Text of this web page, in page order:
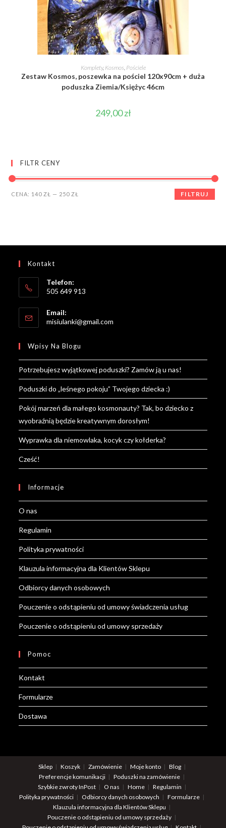
DOWIEDZ SIĘ WIĘCEJ
Komplety, Kosmos Pościele
Zestaw Kosmos, poszewka na pościel 120x90cm + duża
poduszka Ziemia/Księżyc 46cm
249,00zł
FILTR CENY
Cena
Cena
FILTRUJ
CENA: 140 ZŁ — 250 ZŁ
Kontakt
Telefon:
505 649 913
Email:
misiulanki@gmail.com
Wpisy Na Blogu
Potrzebujesz wyjątkowej poduszki? Zamów ją u nas!
Poduszki do „leśnego pokoju” Twojego dziecka :)
Pokój marzeń dla małego kosmonauty? Tak, bo dziecko z
wyobraźnią będzie kreatywnym dorosłym!
Wyprawka dla niemowlaka, kocyk czy kołderka?
Cześć!
Informacje
O nas
Regulamin
Polityka prywatności
Klauzula informacyjna dla Klientów Sklepu
Odbiorcy danych osobowych
Pouczenie o odstąpieniu od umowy świadczenia usług
Pouczenie o odstąpieniu od umowy sprzedaży
Pomoc
Kontakt
Formularze
Dostawa
Sklep Koszyk Zamówienie Moje konto
Blog
Preferencje komunikacji
Poduszki na zamówienie
Szybkie zwroty InPost
O nas Home
Regulamin
Polityka prywatności
Odbiorcy danych osobowych
Formularze
Klauzula informacyjna dla Klientów Sklepu
Pouczenie o odstąpieniu od umowy sprzedaży